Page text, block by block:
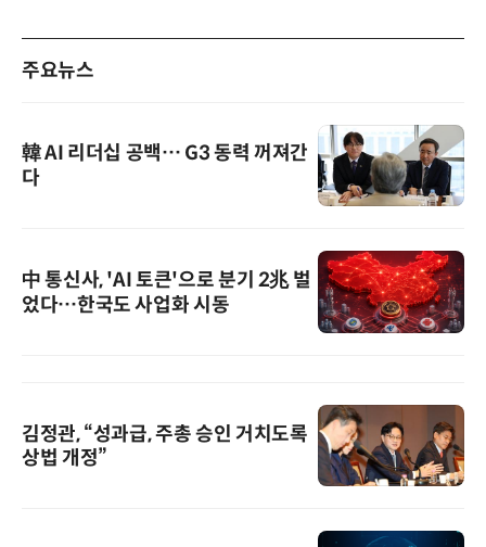
주요뉴스
韓 AI 리더십 공백… G3 동력 꺼져간
다
中 통신사, 'AI 토큰'으로 분기 2兆 벌
었다…한국도 사업화 시동
김정관, “성과급, 주총 승인 거치도록
상법 개정”